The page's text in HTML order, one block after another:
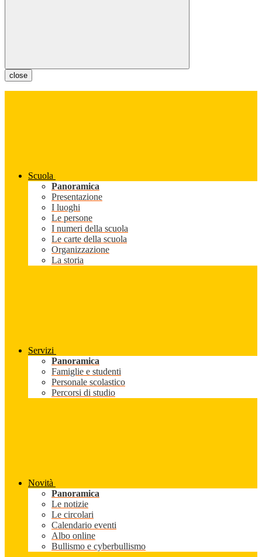
close
Scuola
Panoramica
Presentazione
I luoghi
Le persone
I numeri della scuola
Le carte della scuola
Organizzazione
La storia
Servizi
Panoramica
Famiglie e studenti
Personale scolastico
Percorsi di studio
Novità
Panoramica
Le notizie
Le circolari
Calendario eventi
Albo online
Bullismo e cyberbullismo